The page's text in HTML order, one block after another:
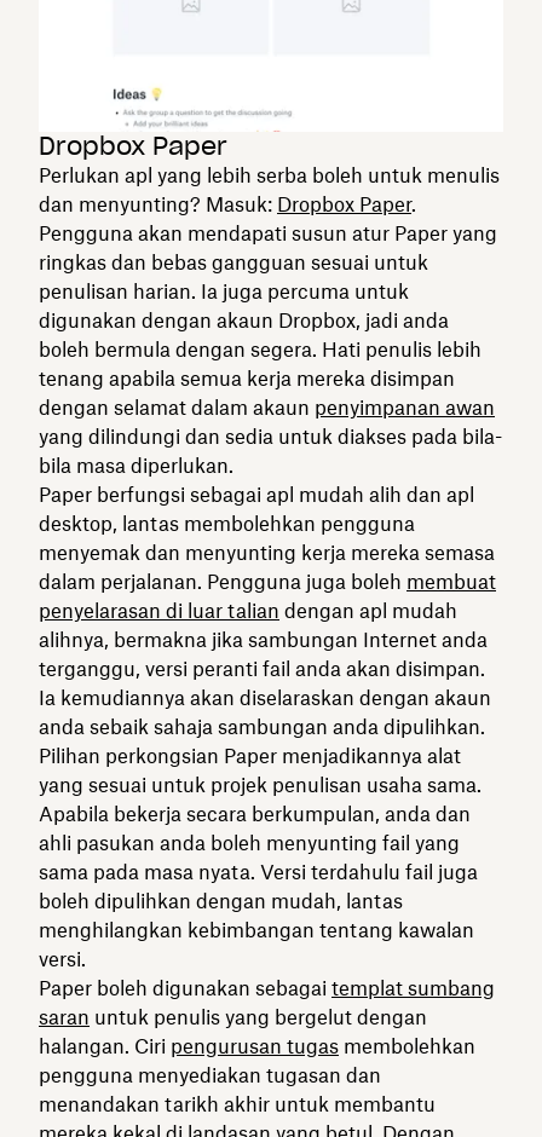
Dropbox Paper
Perlukan apl yang lebih serba boleh untuk menulis
dan menyunting? Masuk: Dropbox Paper.
Pengguna akan mendapati susun atur Paper yang
ringkas dan bebas gangguan sesuai untuk
penulisan harian. Ia juga percuma untuk
digunakan dengan akaun Dropbox, jadi anda
boleh bermula dengan segera. Hati penulis lebih
tenang apabila semua kerja mereka disimpan
dengan selamat dalam akaun penyimpanan awan
yang dilindungi dan sedia untuk diakses pada bila-
bila masa diperlukan.
Paper berfungsi sebagai apl mudah alih dan apl
desktop, lantas membolehkan pengguna
menyemak dan menyunting kerja mereka semasa
dalam perjalanan. Pengguna juga boleh membuat
penyelarasan di luar talian dengan apl mudah
alihnya, bermakna jika sambungan Internet anda
terganggu, versi peranti fail anda akan disimpan.
Ia kemudiannya akan diselaraskan dengan akaun
anda sebaik sahaja sambungan anda dipulihkan.
Pilihan perkongsian Paper menjadikannya alat
yang sesuai untuk projek penulisan usaha sama.
Apabila bekerja secara berkumpulan, anda dan
ahli pasukan anda boleh menyunting fail yang
sama pada masa nyata. Versi terdahulu fail juga
boleh dipulihkan dengan mudah, lantas
menghilangkan kebimbangan tentang kawalan
versi.
Paper boleh digunakan sebagai templat sumbang
saran untuk penulis yang bergelut dengan
halangan. Ciri pengurusan tugas membolehkan
pengguna menyediakan tugasan dan
menandakan tarikh akhir untuk membantu